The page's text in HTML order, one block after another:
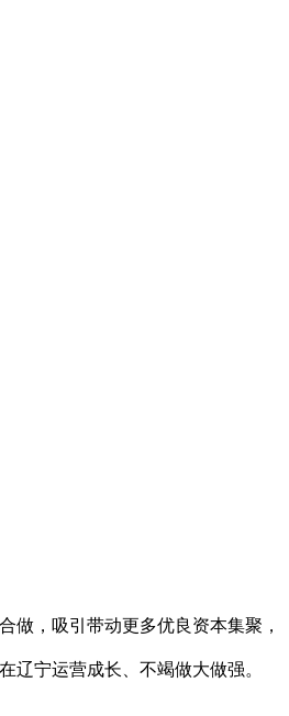
，吸引带动更多优良资本集聚，
辽宁运营成长、不竭做大做强。